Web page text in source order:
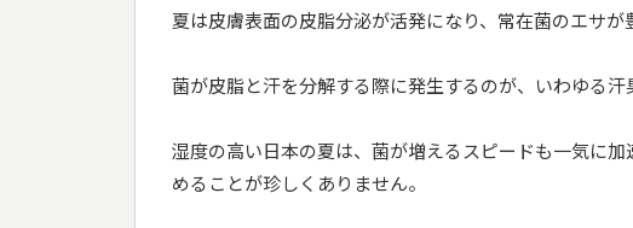
夏は皮膚表面の皮脂分泌が活発になり、常在菌のエサが
菌が皮脂と汗を分解する際に発生するのが、いわゆる汗
湿度の高い日本の夏は、菌が増えるスピードも一気に
めることが珍しくありません。